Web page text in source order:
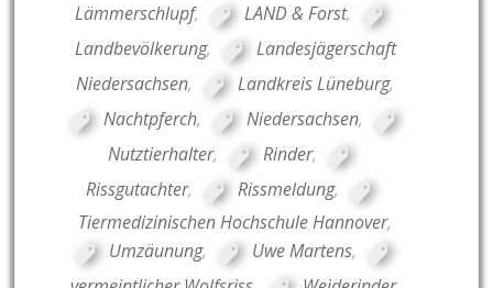
Lämmerschlupf, LAND & Forst,
Landbevölkerung,
Landesjägerschaft
Niedersachsen, Landkreis Lüneburg,
Nachtpferch, Niedersachsen,
Nutztierhalter, Rinder,
Rissgutachter, Rissmeldung,
Tiermedizinischen Hochschule Hannover,
Umzäunung, Uwe Martens,